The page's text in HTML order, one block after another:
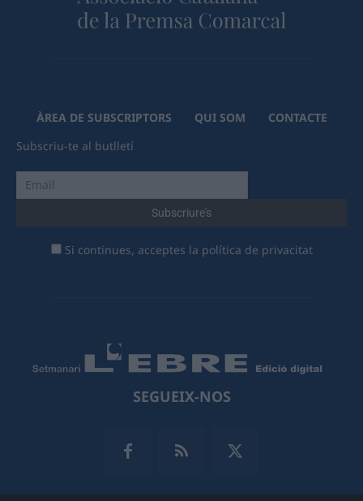
ÀREA DE SUBSCRIPTORS QUI SOM
CONTACTE
Subscriu-te al butlletí
Si continues, acceptes la política de privacitat
SEGUEIX-NOS